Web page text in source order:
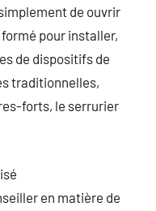
de ouvrir
pour installer,
de dispositifs de
traditionnelles,
forts, le serrurier
en matière de